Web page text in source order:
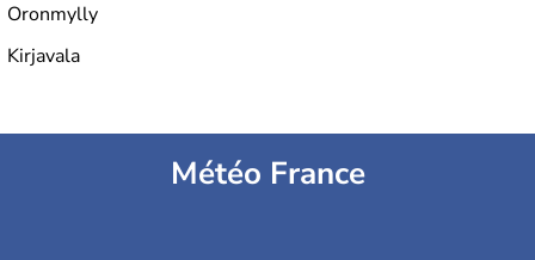
Oronmylly
Kirjavala
Météo France